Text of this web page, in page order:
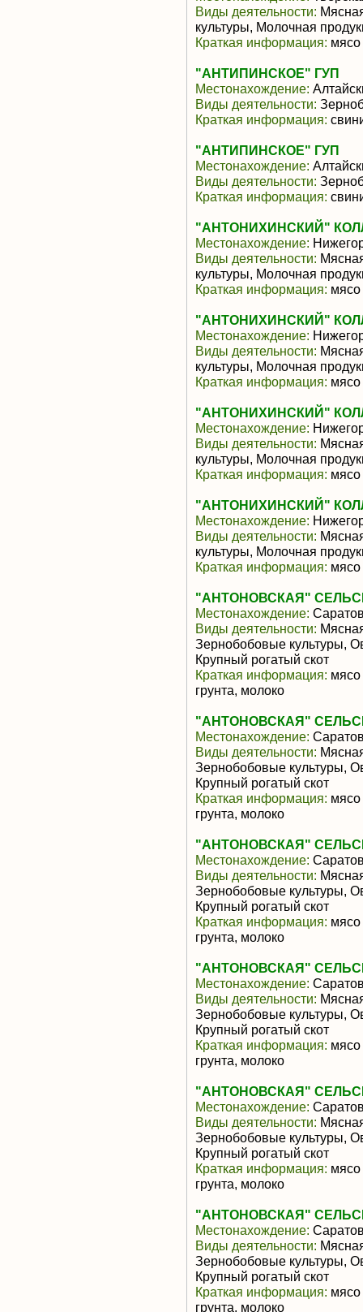
Виды деятельности:
культуры, Молочная
Краткая информация: мясо
"АНТИПИНСКОЕ" ГУП
Местонахождение:
Виды деятельности:
Краткая информация:
"АНТИПИНСКОЕ" ГУП
Местонахождение:
Виды деятельности:
Краткая информация:
"АНТОНИХИНСКИЙ"
Местонахождение:
Виды деятельности:
культуры, Молочная
Краткая информация: мясо
"АНТОНИХИНСКИЙ"
Местонахождение:
Виды деятельности:
культуры, Молочная
Краткая информация: мясо
"АНТОНИХИНСКИЙ"
Местонахождение:
Виды деятельности:
культуры, Молочная
Краткая информация: мясо
"АНТОНИХИНСКИЙ"
Местонахождение:
Виды деятельности:
культуры, Молочная
Краткая информация: мясо
"АНТОНОВСКАЯ"
Местонахождение:
Виды деятельности:
Зернобобовые культуры,
Крупный рогатый скот
Краткая информация: мясо
грунта, молоко
"АНТОНОВСКАЯ"
Местонахождение:
Виды деятельности:
Зернобобовые культуры,
Крупный рогатый скот
Краткая информация: мясо
грунта, молоко
"АНТОНОВСКАЯ"
Местонахождение:
Виды деятельности:
Зернобобовые культуры,
Крупный рогатый скот
Краткая информация: мясо
грунта, молоко
"АНТОНОВСКАЯ"
Местонахождение:
Виды деятельности:
Зернобобовые культуры,
Крупный рогатый скот
Краткая информация: мясо
грунта, молоко
"АНТОНОВСКАЯ"
Местонахождение:
Виды деятельности:
Зернобобовые культуры,
Крупный рогатый скот
Краткая информация: мясо
грунта, молоко
"АНТОНОВСКАЯ"
Местонахождение:
Виды деятельности:
Зернобобовые культуры,
Крупный рогатый скот
Краткая информация: мясо
грунта, молоко